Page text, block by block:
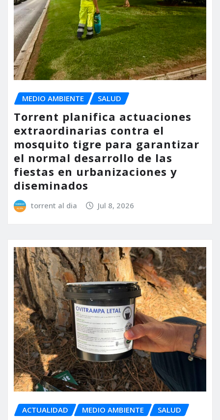
MEDIO AMBIENTE SALUD
Torrent planifica actuaciones
extraordinarias contra el
mosquito tigre para garantizar
el normal desarrollo de las
fiestas en urbanizaciones y
diseminados
torrent al dia Jul 8, 2026
ACTUALIDAD MEDIO AMBIENTE SALUD